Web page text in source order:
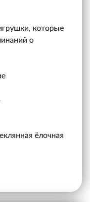
которые
о
ёлочная